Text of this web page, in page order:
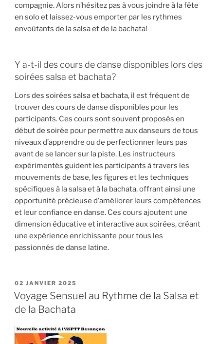
compagnie. Alors n’hésitez pas à vous joindre à la fête
en solo et laissez-vous emporter par les rythmes
envoûtants de la salsa et de la bachata!
Y a-t-il des cours de danse disponibles lors des
soirées salsa et bachata?
Lors des soirées salsa et bachata, il est fréquent de
trouver des cours de danse disponibles pour les
participants. Ces cours sont souvent proposés en
début de soirée pour permettre aux danseurs de tous
niveaux d’apprendre ou de perfectionner leurs pas
avant de se lancer sur la piste. Les instructeurs
expérimentés guident les participants à travers les
mouvements de base, les figures et les techniques
spécifiques à la salsa et à la bachata, offrant ainsi une
opportunité précieuse d’améliorer leurs compétences
et leur confiance en danse. Ces cours ajoutent une
dimension éducative et interactive aux soirées, créant
une expérience enrichissante pour tous les
passionnés de danse latine.
PUBLIÉ
LE
02 JANVIER 2025
Voyage Sensuel au Rythme de la Salsa et
de la Bachata